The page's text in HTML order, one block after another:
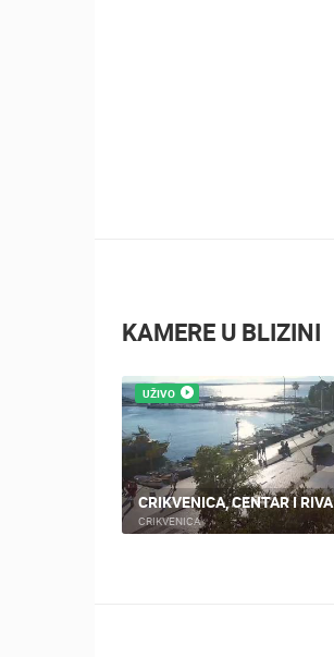
KAMERE U BLIZINI
UŽIVO
CRIKVENICA, CENTAR I RIVA
CRIKVENICA